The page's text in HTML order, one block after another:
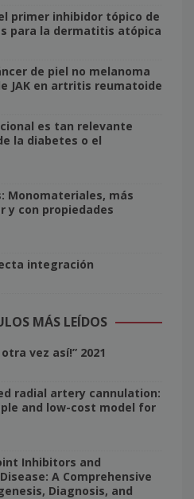
primer inhibidor tópico de
para la dermatitis atópica
de piel no melanoma
JAK en artritis reumatoide
es tan relevante
la diabetes o el
Monomateriales, más
y con propiedades
integración
MÁS LEÍDOS
vez así!” 2021
radial artery cannulation:
and low-cost model for
Inhibitors and
A Comprehensive
Diagnosis, and